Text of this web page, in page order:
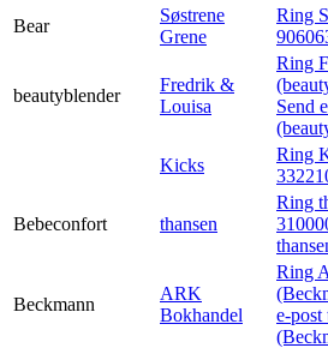
Bear
Søstrene
Grene
Ring
beautyblender
Fredrik &
Louisa
Ring
Send
Kicks
Ring
Bebeconfort thansen
Ring
Beckmann
ARK
Bokhandel
Ring
e-post